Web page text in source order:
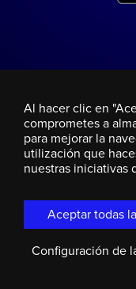
Al hacer clic en
comprometes a
para mejorar la
utilización que
nuestras iniciativas
Aceptar todas
Configuración de